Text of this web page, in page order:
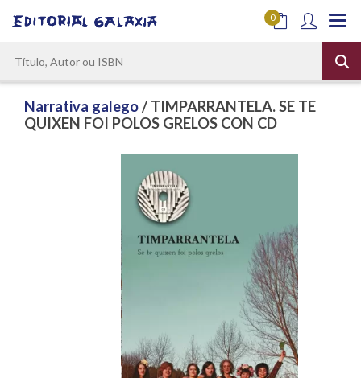
0
Narrativa galego/ TIMPARRANTELA. SE TE
QUIXEN FOI POLOS GRELOS CON CD